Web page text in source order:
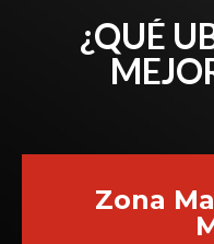
¿QUÉ
Zona